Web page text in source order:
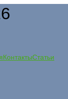
КонтактыСтатьи